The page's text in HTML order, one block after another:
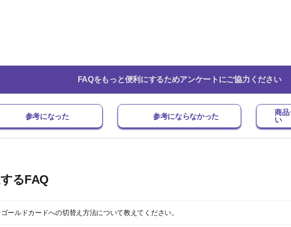
FAQをもっと便利にするためアンケートにご協力ください
参考になった 参考にならなかった
商品
い
るFAQ
ールドカードへの切替え方法について教えてください。